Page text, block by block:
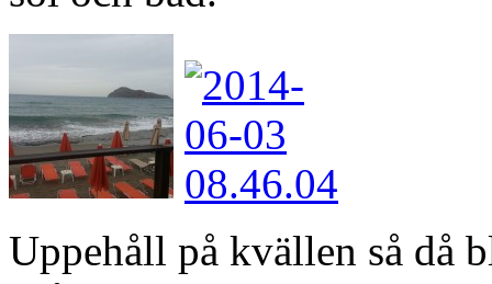
Uppehåll på kvällen så då